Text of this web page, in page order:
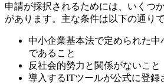
申請が採択されるためには、いくつ
があります。主な条件は以下の通りで
中小企業基本法で定められた
であること
反社会的勢力と関係がないこと
導入するITツールが公式に登録